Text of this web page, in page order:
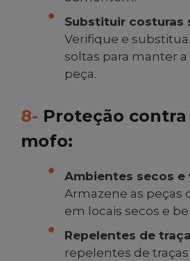
Substituir costuras
Verifique e
soltas para manter
peça.
8- Proteção contra
mofo:
Ambientes secos e
Armazene as peças
em locais secos e
Repelentes de
repelentes de